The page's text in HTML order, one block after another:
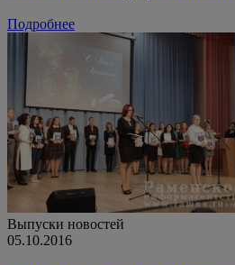
Подробнее
Выпуски новостей
05.10.2016